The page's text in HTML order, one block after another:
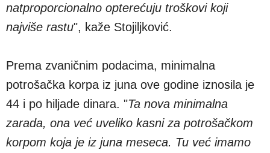
natproporcionalno opterećuju troškovi koji
najviše rastu", kaže Stojiljković.
Prema zvaničnim podacima, minimalna
potrošačka korpa iz juna ove godine iznosila je
44 i po hiljade dinara. "Ta nova minimalna
zarada, ona već uveliko kasni za potrošačkom
korpom koja je iz juna meseca. Tu već imamo